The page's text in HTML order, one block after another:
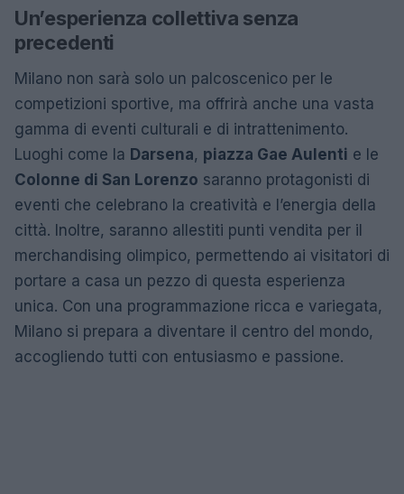
Un’esperienza collettiva senza
precedenti
Milano non sarà solo un palcoscenico per le
competizioni sportive, ma offrirà anche una vasta
gamma di eventi culturali e di intrattenimento.
Luoghi come la Darsena, piazza Gae Aulenti e le
Colonne di San Lorenzo saranno protagonisti di
eventi che celebrano la creatività e l’energia della
città. Inoltre, saranno allestiti punti vendita per il
merchandising olimpico, permettendo ai visitatori di
portare a casa un pezzo di questa esperienza
unica. Con una programmazione ricca e variegata,
Milano si prepara a diventare il centro del mondo,
accogliendo tutti con entusiasmo e passione.